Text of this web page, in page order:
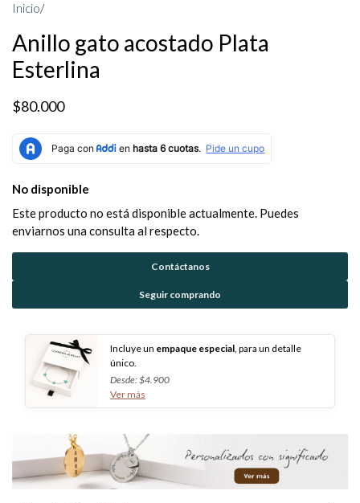
Inicio/
Anillo gato acostado Plata
Esterlina
$80.000
No disponible
Este producto no está disponible actualmente. Puedes
enviarnos una consulta al respecto.
Contáctanos
Seguir comprando
Incluye un empaque especial , para un detalle
único.
Desde: $4.900
Ver más